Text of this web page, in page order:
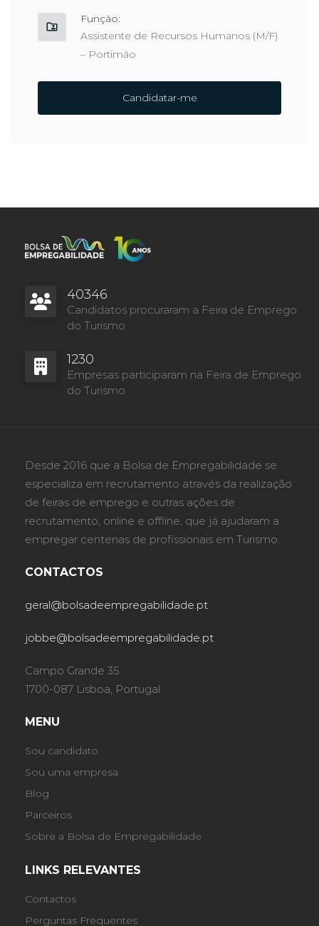
Função:
Assistente de Recursos Humanos (M/F)
– Portimão
Candidatar-me
40346
Candidatos procuraram a Feira de Emprego
do Turismo
1230
Empresas participaram na Feira de Emprego
do Turismo
Desde 2016 que a Bolsa de Empregabilidade se
especializa em recrutamento através da realização
de feiras de emprego e outras ações de
recrutamento, online e offline, que já ajudaram a
empregar centenas de profissionais em Turismo.
CONTACTOS
geral@bolsadeempregabilidade.pt
jobbe@bolsadeempregabilidade.pt
Campo Grande 35
1700-087 Lisboa, Portugal
MENU
Sou candidato
Sou uma empresa
Blog
Parceiros
Sobre a Bolsa de Empregabilidade
LINKS RELEVANTES
Contactos
Perguntas Frequentes